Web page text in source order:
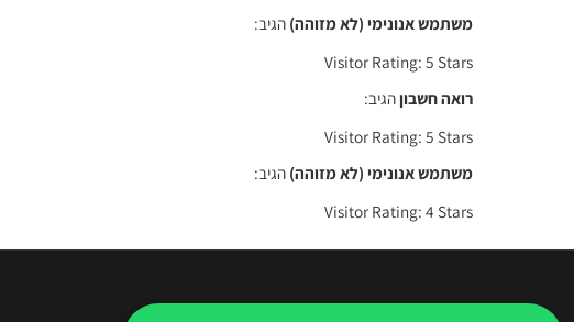
משתמש אנונימי (לא מזוהה) הגיב:
Visitor Rating: 5 Stars
רואה חשבוןהגיב:
Visitor Rating: 5 Stars
משתמש אנונימי (לא מזוהה) הגיב:
Visitor Rating: 4 Stars